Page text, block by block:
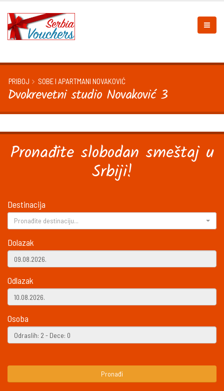
PRIBOJ SOBE I APARTMANI NOVAKOVIĆ
Dvokrevetni studio Novaković 3
Pronađite slobodan smeštaj u
Srbiji!
Destinacija
Pronađite destinaciju...
Dolazak
Odlazak
Osoba
Pronađi